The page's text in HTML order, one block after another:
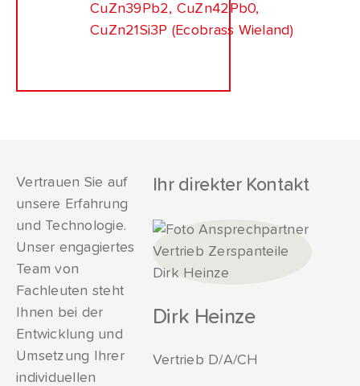
CuZn39Pb2, CuZn42Pb0,
CuZn21Si3P (Ecobrass Wieland)
Vertrauen Sie auf
unsere Erfahrung
und Technologie.
Unser engagiertes
Team von
Fachleuten steht
Ihnen bei der
Entwicklung und
Umsetzung Ihrer
individuellen
Ihr direkter Kontakt
Dirk Heinze
Vertrieb D/A/CH